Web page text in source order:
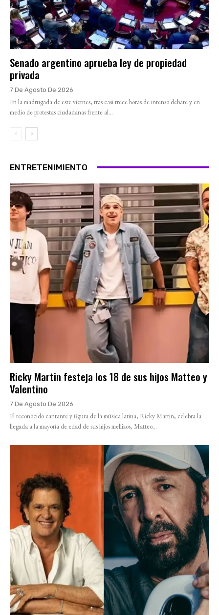
Senado argentino aprueba ley de propiedad
privada
7 De Agosto De 2026
En la madrugada de este viernes, tras casi trece horas de intenso debate y en
medio de protestas ciudadanas frente al...
ENTRETENIMIENTO
Ricky Martin festeja los 18 de sus hijos Matteo y
Valentino
7 De Agosto De 2026
El reconocido cantante y figura de la música latina, Ricky Martin, celebra la
llegada a la mayoría de edad de sus hijos mellizos, Matteo...